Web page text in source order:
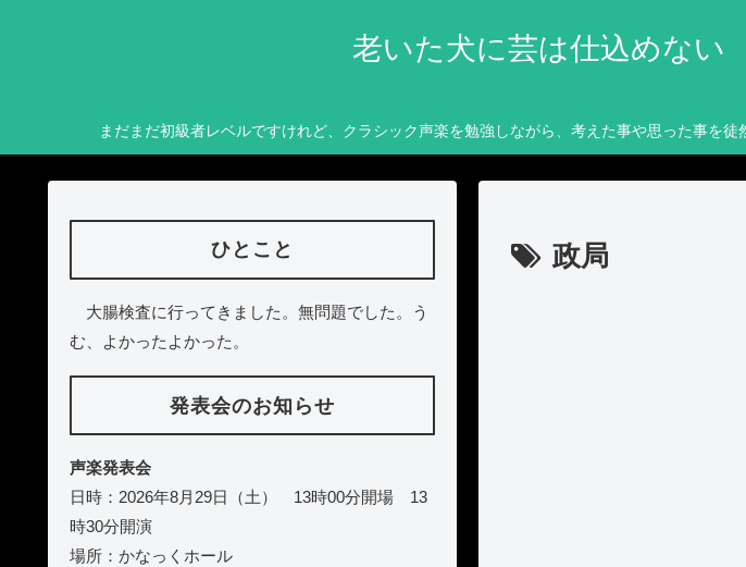
老いた犬に芸は仕込めない
まだまだ初級者レベルですけれど、クラシック声楽を勉強しながら、考えた事や思った事
政局
ひとこと
大腸検査に行ってきました。無問題でした。う
む、よかったよかった。
発表会のお知らせ
声楽発表会
日時：2026年8月29日（土） 13時00分開場 13
時30分開演
場所：かなっくホール